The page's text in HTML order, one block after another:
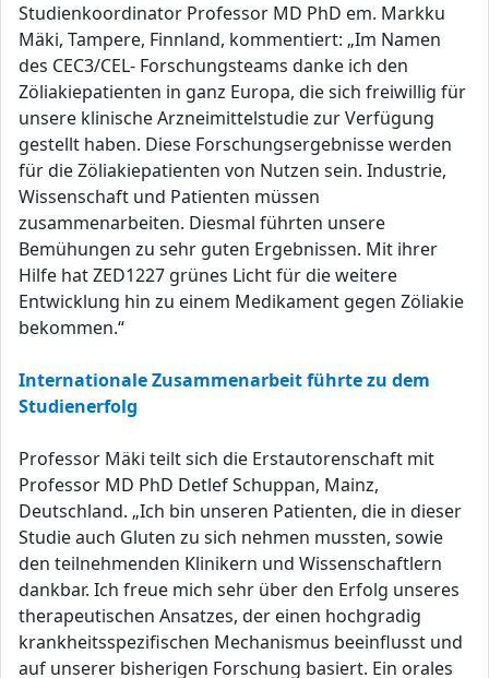
Studienkoordinator Professor MD PhD em. Markku
Mäki, Tampere, Finnland, kommentiert: „Im Namen
des CEC3/CEL- Forschungsteams danke ich den
Zöliakiepatienten in ganz Europa, die sich freiwillig für
unsere klinische Arzneimittelstudie zur Verfügung
gestellt haben. Diese Forschungsergebnisse werden
für die Zöliakiepatienten von Nutzen sein. Industrie,
Wissenschaft und Patienten müssen
zusammenarbeiten. Diesmal führten unsere
Bemühungen zu sehr guten Ergebnissen. Mit ihrer
Hilfe hat ZED1227 grünes Licht für die weitere
Entwicklung hin zu einem Medikament gegen Zöliakie
bekommen.“
Internationale Zusammenarbeit führte zu dem
Studienerfolg
Professor Mäki teilt sich die Erstautorenschaft mit
Professor MD PhD Detlef Schuppan, Mainz,
Deutschland. „Ich bin unseren Patienten, die in dieser
Studie auch Gluten zu sich nehmen mussten, sowie
den teilnehmenden Klinikern und Wissenschaftlern
dankbar. Ich freue mich sehr über den Erfolg unseres
therapeutischen Ansatzes, der einen hochgradig
krankheitsspezifischen Mechanismus beeinflusst und
auf unserer bisherigen Forschung basiert. Ein orales